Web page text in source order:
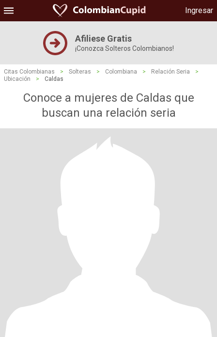
Ingresar
Afiliese Gratis
¡Conozca Solteros Colombianos!
Citas Colombianas > Solteras > Colombiana > Relación Seria
>
Ubicación
> Caldas
Conoce a mujeres de Caldas que
buscan una relación seria